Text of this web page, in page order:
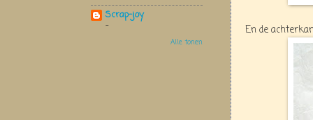
En de
Scrap-joy
-
Alle tonen